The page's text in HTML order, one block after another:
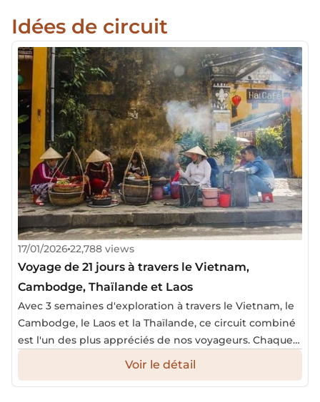
Idées de circuit
17/01/202622,788 views
Voyage de 21 jours à travers le Vietnam,
Cambodge, Thaïlande et Laos
Avec 3 semaines d'exploration à travers le Vietnam, le
Cambodge, le Laos et la Thaïlande, ce circuit combiné
est l'un des plus appréciés de nos voyageurs. Chaque
pays offre une atmosphère unique : le Vietnam séduit
Cambodge impressionne par les temples d'Angkor, le
Voir le détail